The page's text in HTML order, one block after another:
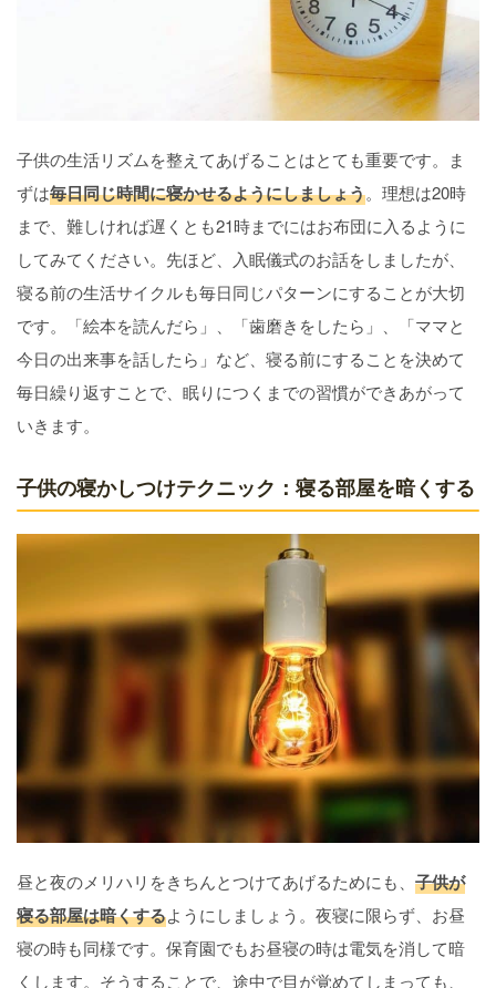
子供の生活リズムを整えてあげることはとても重要です。ま
ずは毎日同じ時間に寝かせるようにしましょう。理想は20時
まで、難しければ遅くとも21時までにはお布団に入るように
してみてください。先ほど、入眠儀式のお話をしましたが、
寝る前の生活サイクルも毎日同じパターンにすることが大切
です。「絵本を読んだら」、「歯磨きをしたら」、「ママと
今日の出来事を話したら」など、寝る前にすることを決めて
毎日繰り返すことで、眠りにつくまでの習慣ができあがって
いきます。
子供の寝かしつけテクニック：寝る部屋を暗くする
昼と夜のメリハリをきちんとつけてあげるためにも、 子供が
寝る部屋は暗くするようにしましょう。夜寝に限らず、お昼
寝の時も同様です。保育園でもお昼寝の時は電気を消して暗
くします。そうすることで、途中で目が覚めてしまっても、